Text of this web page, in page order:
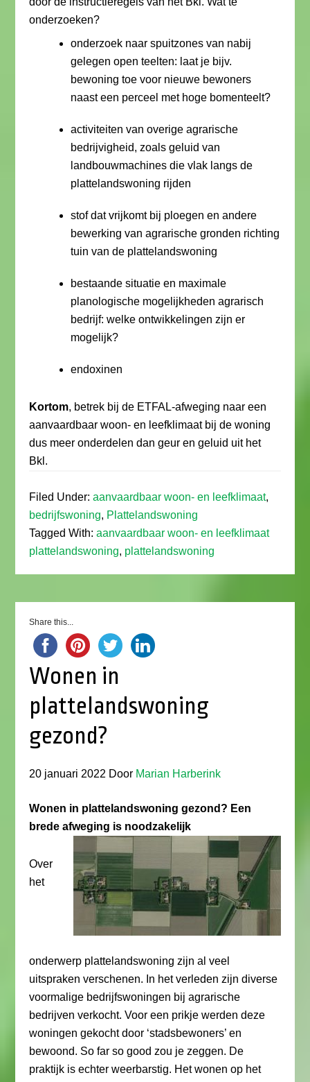
onderzoeken?
onderzoek naar spuitzones van nabij
gelegen open teelten: laat je bijv.
bewoning toe voor nieuwe bewoners
naast een perceel met hoge bomenteelt?
activiteiten van overige agrarische
bedrijvigheid, zoals geluid van
landbouwmachines die vlak langs de
plattelandswoning rijden
stof dat vrijkomt bij ploegen en andere
bewerking van agrarische gronden richting
tuin van de plattelandswoning
bestaande situatie en maximale
planologische mogelijkheden agrarisch
bedrijf: welke ontwikkelingen zijn er
mogelijk?
endoxinen
Kortom, betrek bij de ETFAL-afweging naar een
aanvaardbaar woon- en leefklimaat bij de woning
dus meer onderdelen dan geur en geluid uit het
Bkl.
Filed Under:aanvaardbaar woon- en leefklimaat,
bedrijfswoning, Plattelandswoning
Tagged With:aanvaardbaar woon- en leefklimaat
plattelandswoning, plattelandswoning
Share this...
Wonen in
plattelandswoning
gezond?
20 januari 2022 Door Marian Harberink
Wonen in plattelandswoning gezond? Een
brede afweging is noodzakelijk
Over
het
onderwerp plattelandswoning zijn al veel
uitspraken verschenen. In het verleden zijn diverse
voormalige bedrijfswoningen bij agrarische
bedrijven verkocht. Voor een prikje werden deze
woningen gekocht door ‘stadsbewoners’ en
bewoond. So far so good zou je zeggen. De
praktijk is echter weerbarstig. Het wonen op het